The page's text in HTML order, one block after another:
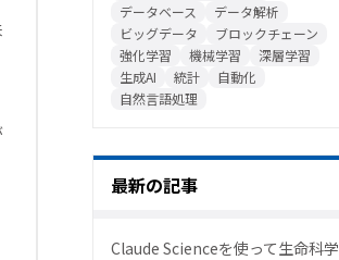
データベース
データ解析
ビッグデータ
ブロックチェーン
強化学習
機械学習
深層学習
生成AI
統計
自動化
自然言語処理
最新の記事
Claude Scienceを使って生命科学